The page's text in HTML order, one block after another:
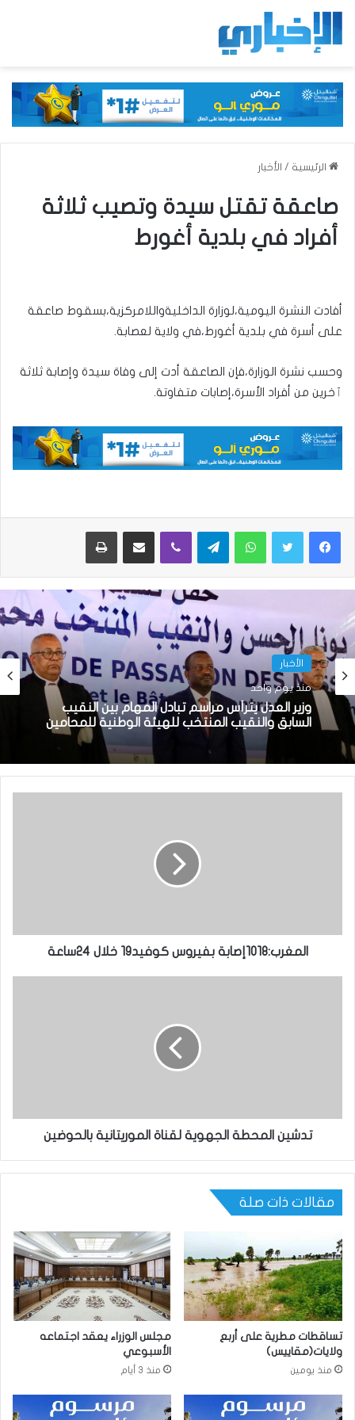
الرئيسية / الأخبار
صاعقة تقتل سيدة وتصيب ثلاثة
أفراد في بلدية أغورط
أفادت النشرة اليومية،لوزارة الداخليةواللامركزية،بسقوط صاعقة
على أسرة في بلدية أغورط،في ولاية لعصابة.
وحسب نشرة الوزارة،فإن الصاعقة أدت إلى وفاة سيدة وإصابة ثلاثة
ٱخرين من أفراد الأسرة،إصابات متفاوتة.
واتساب تيلقرام ڤايبر مشاركة عبر البريد طباعة
الأخبار
منذ يوم واحد
وزير العدل يترأس مراسم تبادل المهام بين النقيب
السابق والنقيب المنتخب للهيئة الوطنية للمحامين
المغرب:1018إصابة بفيروس كوفيد19 خلال 24ساعة
تدشين المحطة الجهوية لقناة الموريتانية بالحوضين
مقالات ذات صلة
تساقطات مطرية على أربع
ولايات(مقاييس)
منذ يومين
مجلس الوزراء يعقد اجتماعه
الأسبوعي
منذ 3 أيام